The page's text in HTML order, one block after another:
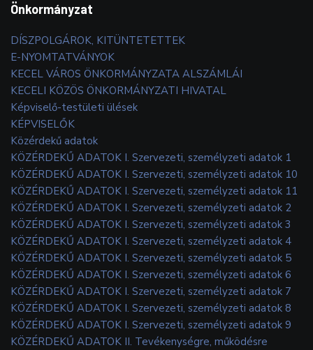
Önkormányzat
DÍSZPOLGÁROK, KITÜNTETETTEK
E-NYOMTATVÁNYOK
KECEL VÁROS ÖNKORMÁNYZATA ALSZÁMLÁI
KECELI KÖZÖS ÖNKORMÁNYZATI HIVATAL
Képviselő-testületi ülések
KÉPVISELŐK
Közérdekű adatok
KÖZÉRDEKŰ ADATOK I. Szervezeti, személyzeti adatok 1
KÖZÉRDEKŰ ADATOK I. Szervezeti, személyzeti adatok 10
KÖZÉRDEKŰ ADATOK I. Szervezeti, személyzeti adatok 11
KÖZÉRDEKŰ ADATOK I. Szervezeti, személyzeti adatok 2
KÖZÉRDEKŰ ADATOK I. Szervezeti, személyzeti adatok 3
KÖZÉRDEKŰ ADATOK I. Szervezeti, személyzeti adatok 4
KÖZÉRDEKŰ ADATOK I. Szervezeti, személyzeti adatok 5
KÖZÉRDEKŰ ADATOK I. Szervezeti, személyzeti adatok 6
KÖZÉRDEKŰ ADATOK I. Szervezeti, személyzeti adatok 7
KÖZÉRDEKŰ ADATOK I. Szervezeti, személyzeti adatok 8
KÖZÉRDEKŰ ADATOK I. Szervezeti, személyzeti adatok 9
KÖZÉRDEKŰ ADATOK II. Tevékenységre, működésre